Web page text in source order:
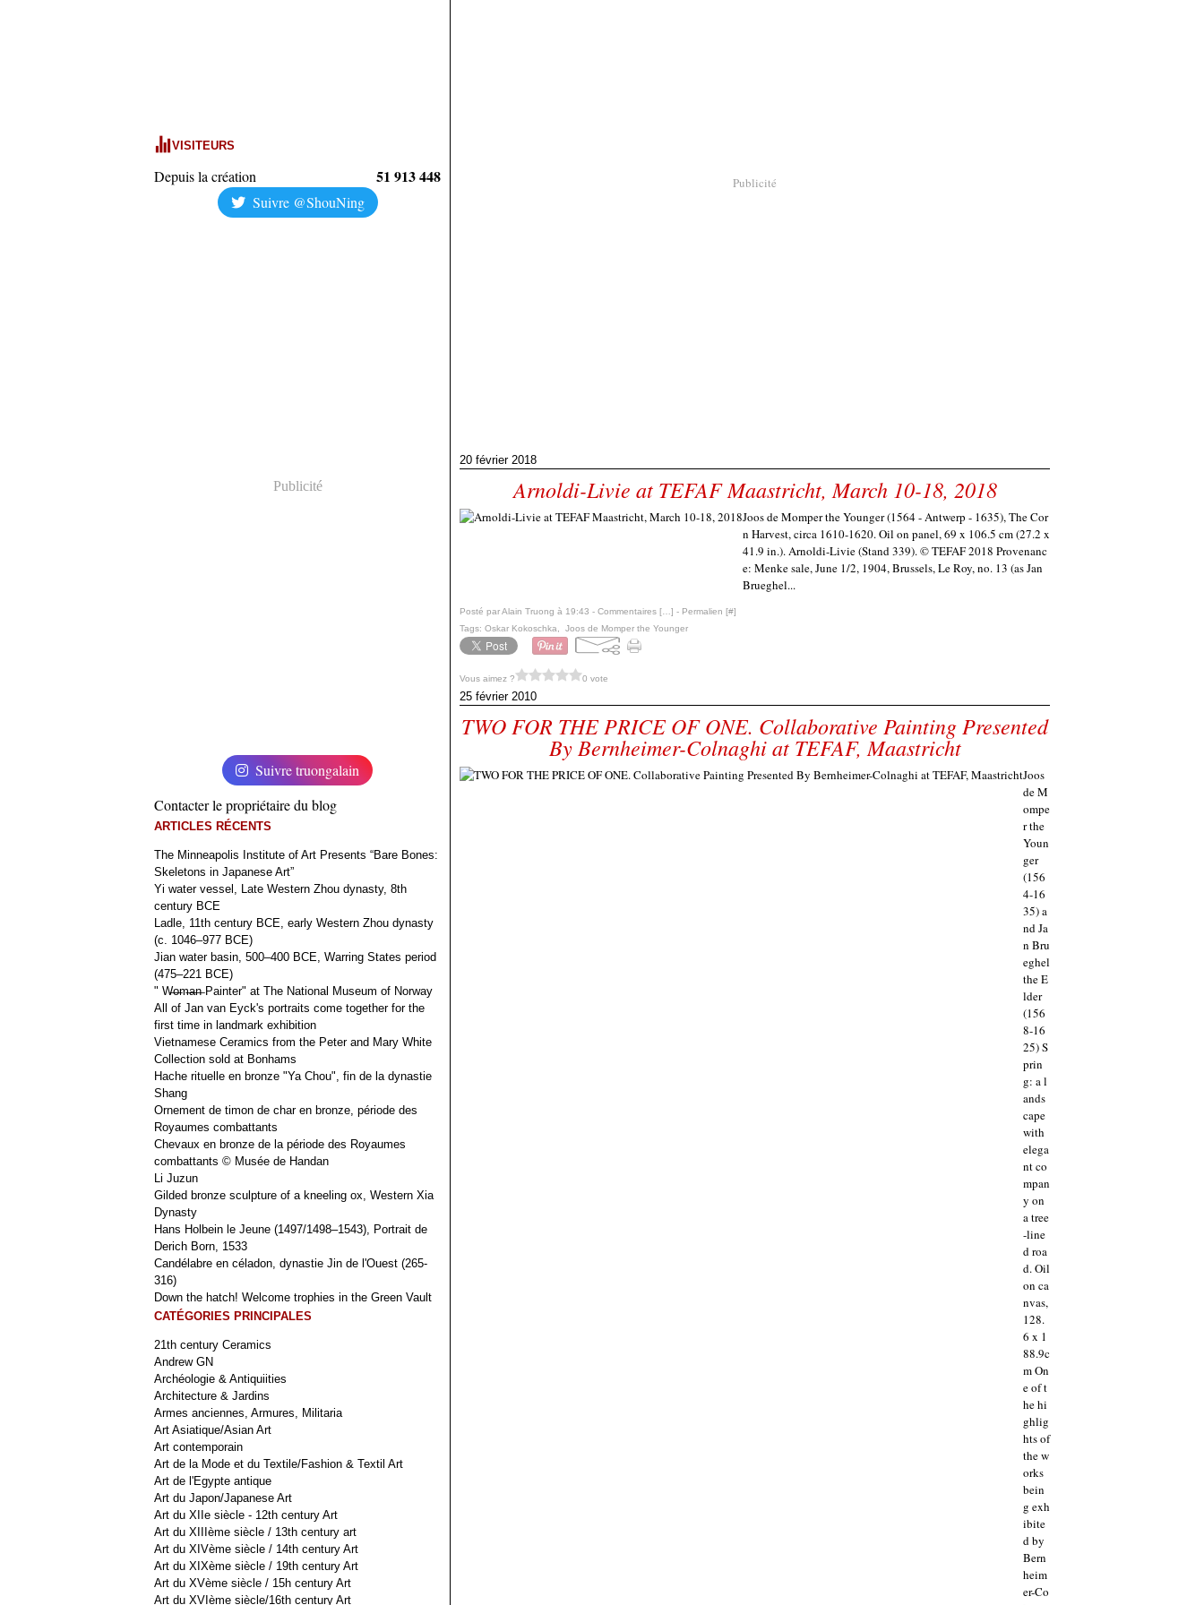
VISITEURS
Depuis la création 51 913 448
Suivre @ShouNing
Publicité
Suivre truongalain
Contacter le propriétaire du blog
ARTICLES RÉCENTS
The Minneapolis Institute of Art Presents “Bare Bones:
Skeletons in Japanese Art”
Yi water vessel, Late Western Zhou dynasty, 8th
century BCE
Ladle, 11th century BCE, early Western Zhou dynasty
(c. 1046–977 BCE)
Jian water basin, 500–400 BCE, Warring States period
(475–221 BCE)
" W̶o̶m̶a̶n̶ Painter" at The National Museum of Norway
All of Jan van Eyck's portraits come together for the
first time in landmark exhibition
Vietnamese Ceramics from the Peter and Mary White
Collection sold at Bonhams
Hache rituelle en bronze "Ya Chou", fin de la dynastie
Shang
Ornement de timon de char en bronze, période des
Royaumes combattants
Chevaux en bronze de la période des Royaumes
combattants © Musée de Handan
Li Juzun
Gilded bronze sculpture of a kneeling ox, Western Xia
Dynasty
Hans Holbein le Jeune (1497/1498–1543), Portrait de
Derich Born, 1533
Candélabre en céladon, dynastie Jin de l'Ouest (265-
316)
Down the hatch! Welcome trophies in the Green Vault
CATÉGORIES PRINCIPALES
21th century Ceramics
Andrew GN
Archéologie & Antiquiities
Architecture & Jardins
Armes anciennes, Armures, Militaria
Art Asiatique/Asian Art
Art contemporain
Art de la Mode et du Textile/Fashion & Textil Art
Art de l'Egypte antique
Art du Japon/Japanese Art
Art du XIIe siècle - 12th century Art
Art du XIIIème siècle / 13th century art
Art du XIVème siècle / 14th century Art
Art du XIXème siècle / 19th century Art
Art du XVème siècle / 15h century Art
Art du XVIème siècle/16th century Art
Publicité
20 février 2018
Arnoldi-Livie at TEFAF Maastricht, March 10-18, 2018
Joos de Momper the Younger (1564 - Antwerp - 1635), The Cor
n Harvest, circa 1610-1620. Oil on panel, 69 x 106.5 cm (27.2 x
41.9 in.). Arnoldi-Livie (Stand 339). © TEFAF 2018 Provenanc
e: Menke sale, June 1/2, 1904, Brussels, Le Roy, no. 13 (as Jan
Brueghel...
Posté par Alain Truong à 19:43 - Commentaires [ ] - Permalien [#]
Tags: Oskar Kokoschka Joos de Momper the Younger
Vous aimez ? 0 vote
25 février 2010
TWO FOR THE PRICE OF ONE. Collaborative Painting Presented
By Bernheimer-Colnaghi at TEFAF, Maastricht
Joos
de M
ompe
r the
Youn
ger
(156
4-16
35) a
nd Ja
n Bru
eghel
the E
lder
(156
8-16
25) S
prin
g: a l
ands
cape
with
elega
nt co
mpan
y on
a tree
-line
d roa
d. Oil
on ca
nvas,
128.
6 x 1
88.9c
m On
e of t
he hi
ghlig
hts of
the w
orks
bein
g exh
ibite
d by
Bern
heim
er-Co